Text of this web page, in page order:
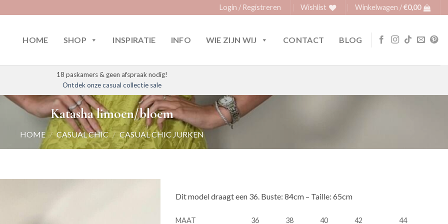
Login / Registreren Wishlist Winkelwagen /€0,00
HOME SHOP INSPIRATIE INFO WIE ZIJN WIJ CONTACT BLOG
18 paskamers & geen afspraak nodig!
Ontdek onze casual collectie sale
Katasha limoen/bloem
HOME / CASUAL CHIC / CASUAL CHIC JURKEN
Dit model draagt een 36. Buste: 84cm – Taille: 65cm
MAAT 36 38 40 42
44